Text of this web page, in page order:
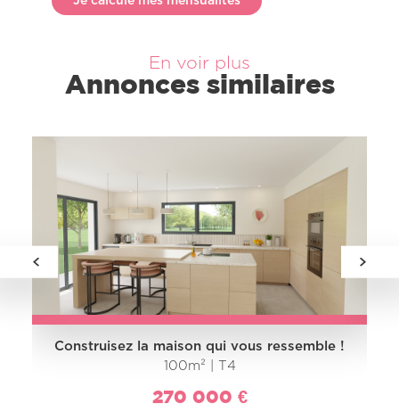
En voir plus
Annonces similaires
Construisez la maison qui vous ressemble !
100m² | T4
270 000 €